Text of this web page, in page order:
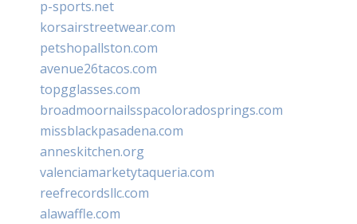
p-sports.net
korsairstreetwear.com
petshopallston.com
avenue26tacos.com
topgglasses.com
broadmoornailsspacoloradosprings.com
missblackpasadena.com
anneskitchen.org
valenciamarketytaqueria.com
reefrecordsllc.com
alawaffle.com